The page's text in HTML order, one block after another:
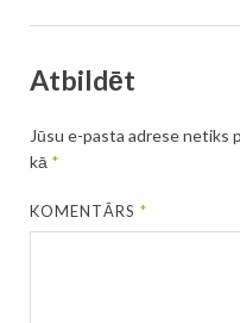
Atbildēt
Jūsu e-pasta adrese netiks
kā *
KOMENTĀRS*